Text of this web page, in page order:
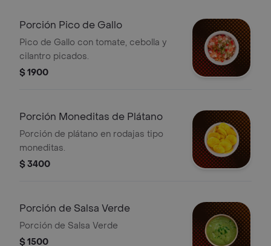
Porción Pico de Gallo
Pico de Gallo con tomate, cebolla y
cilantro picados.
$ 1900
Porción Moneditas de Plátano
Porción de plátano en rodajas tipo
moneditas.
$ 3400
Porción de Salsa Verde
Porción de Salsa Verde
$ 1500